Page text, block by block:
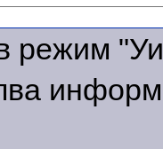
режим